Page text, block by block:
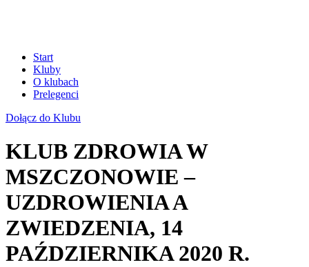
Start
Kluby
O klubach
Prelegenci
Dołącz do Klubu
KLUB ZDROWIA W
MSZCZONOWIE –
UZDROWIENIA A
ZWIEDZENIA, 14
PAŹDZIERNIKA 2020 R.